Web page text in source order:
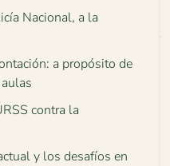
Nacional, a la
a propósito de
contra la
y los desafíos en